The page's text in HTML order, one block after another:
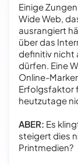
Einige
Wide Web,
ausrangiert
über das
definitiv nicht
dürfen. Eine
Online-
Erfolgsfaktor
heutzutage
ABER: Es
steigert dies
Printmedien?